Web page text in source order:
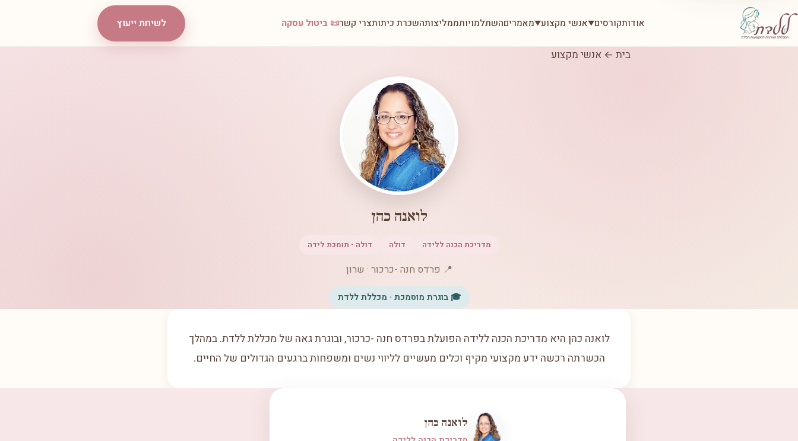
אודותקורסים▼אנשי מקצוע▼מאמריםהשתלמויותממליצותהשכרת כיתותצרי קשר📜 ביטול עסקה לשיחת ייעוץ
בית ← אנשי מקצוע
לואנה כהן
מדריכת הכנה ללידה דולה דולה - תומכת לידה
📍 פרדס חנה -כרכור · שרון
🎓 בוגרת מוסמכת · מכללת ללדת
לואנה כהן היא מדריכת הכנה ללידה הפועלת בפרדס חנה -כרכור, ובוגרת גאה של מכללת ללדת. במהלך
הכשרתה רכשה ידע מקצועי מקיף וכלים מעשיים לליווי נשים ומשפחות ברגעים הגדולים של החיים.
לואנה כהן